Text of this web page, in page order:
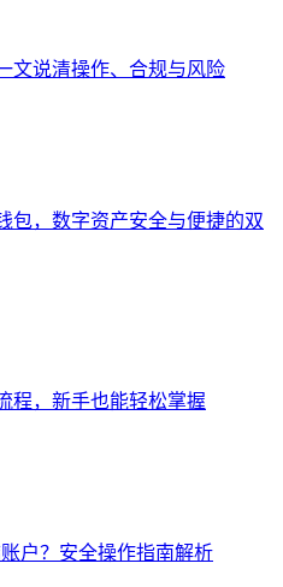
文说清操作、合规与风险
包，数字资产安全与便捷的双
程，新手也能轻松掌握
户？安全操作指南解析